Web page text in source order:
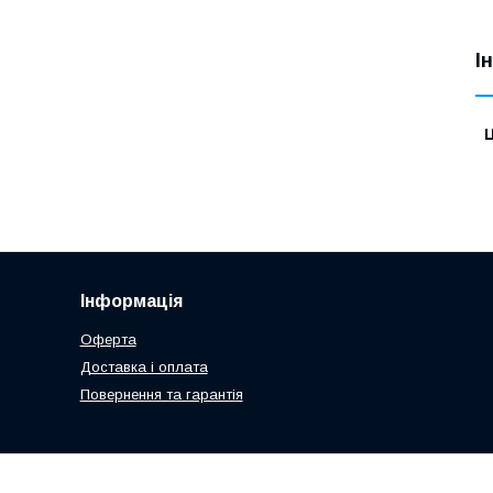
Інформація
Оферта
Доставка і оплата
Повернення та гарантія